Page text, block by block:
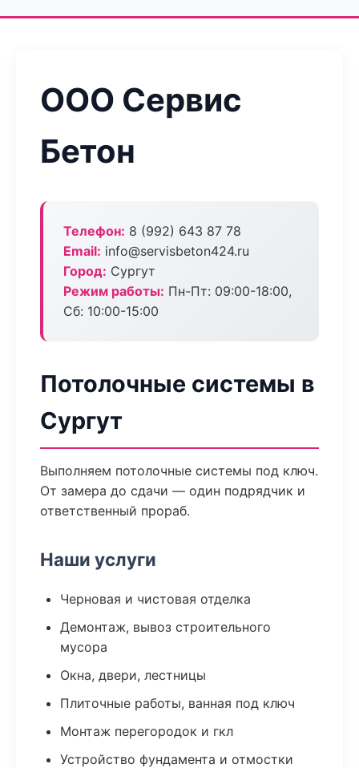
ООО Сервис
Бетон
Телефон: 8 (992) 643 87 78
Email: info@servisbeton424.ru
Город: Сургут
Режим работы: Пн-Пт: 09:00-18:00,
Сб: 10:00-15:00
Потолочные системы в
Сургут
Выполняем потолочные системы под ключ.
От замера до сдачи — один подрядчик и
ответственный прораб.
Наши услуги
Черновая и чистовая отделка
Демонтаж, вывоз строительного
мусора
Окна, двери, лестницы
Плиточные работы, ванная под ключ
Монтаж перегородок и гкл
Устройство фундамента и отмостки